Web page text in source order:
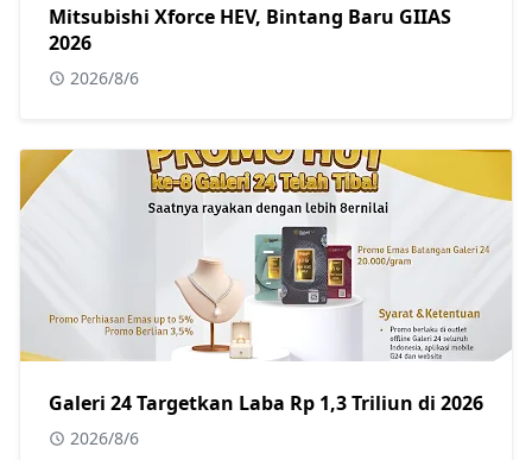
Mitsubishi Xforce HEV, Bintang Baru GIIAS
2026
2026/8/6
Galeri 24 Targetkan Laba Rp 1,3 Triliun di 2026
2026/8/6